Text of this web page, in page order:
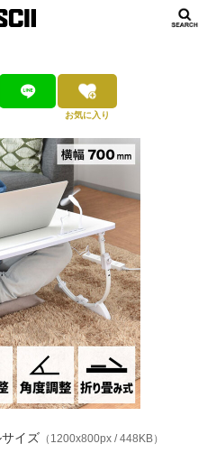
お気に入り
イズ （1200x800px / 448KB）